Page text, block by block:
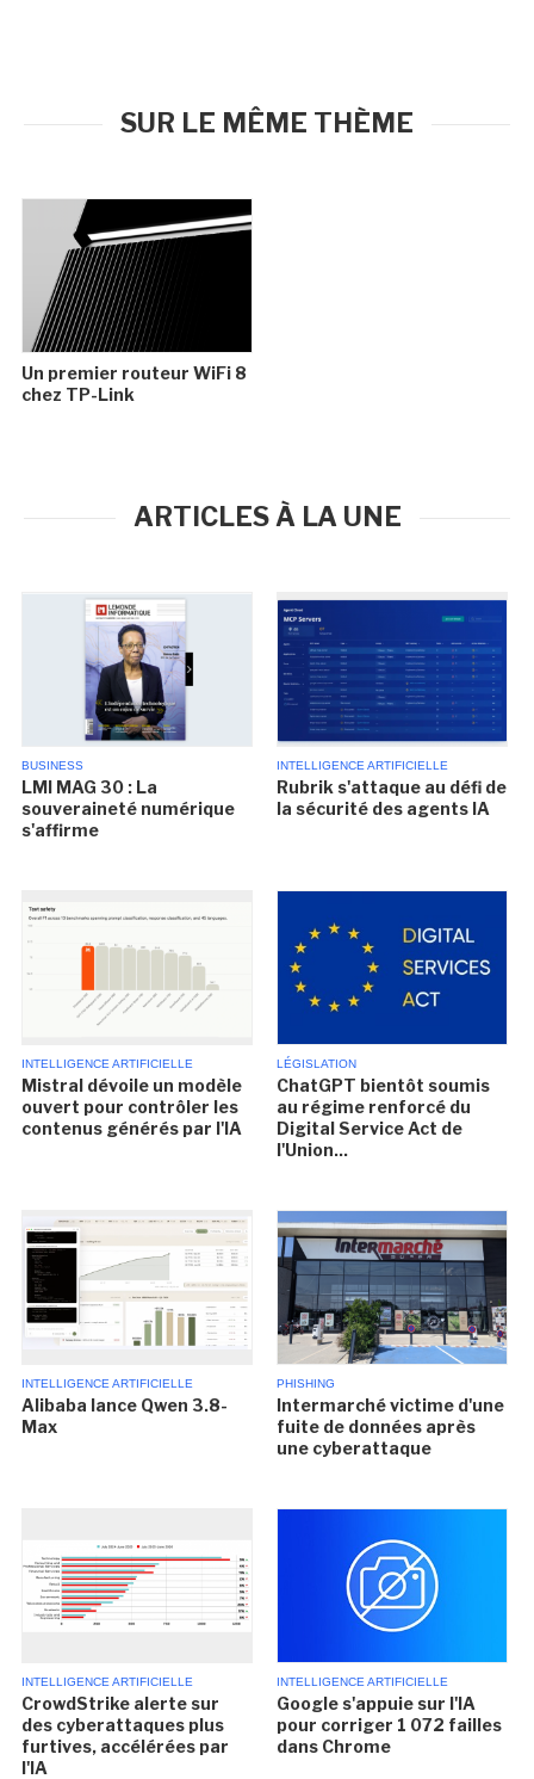
SUR LE MÊME THÈME
Un premier routeur WiFi 8
chez TP-Link
ARTICLES À LA UNE
BUSINESS
LMI MAG 30 : La
souveraineté numérique
s'affirme
INTELLIGENCE ARTIFICIELLE
Rubrik s'attaque au défi de
la sécurité des agents IA
INTELLIGENCE ARTIFICIELLE
Mistral dévoile un modèle
ouvert pour contrôler les
contenus générés par l'IA
LÉGISLATION
ChatGPT bientôt soumis
au régime renforcé du
Digital Service Act de
l'Union...
INTELLIGENCE ARTIFICIELLE
Alibaba lance Qwen 3.8-
Max
PHISHING
Intermarché victime d'une
fuite de données après
une cyberattaque
INTELLIGENCE ARTIFICIELLE
CrowdStrike alerte sur
des cyberattaques plus
furtives, accélérées par
l'IA
INTELLIGENCE ARTIFICIELLE
Google s'appuie sur l'IA
pour corriger 1 072 failles
dans Chrome